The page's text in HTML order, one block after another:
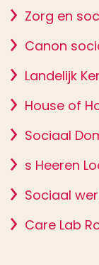
Zorg en
Canon
Landelijk
House of
Sociaal
s Heeren
Sociaal
Care Lab